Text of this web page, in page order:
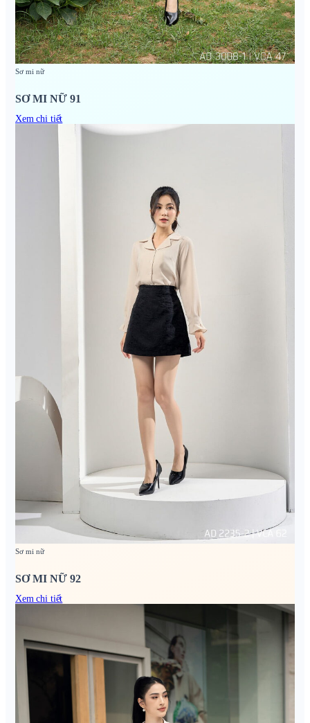
Sơ mi nữ
SƠ MI NỮ 91
Xem chi tiết
Sơ mi nữ
SƠ MI NỮ 92
Xem chi tiết